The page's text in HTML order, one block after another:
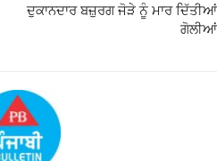
ਦੁਕਾਨਦਾਰ ਬਜ਼ੁਰਗ ਜੋੜੇ ਨੂੰ ਮਾਰ ਦਿੱਤੀਆਂ
ਗੋਲੀਆਂ